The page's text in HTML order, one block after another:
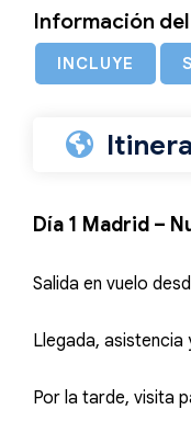
Información
INCLUYE
Día 1 Madrid –
Salida en vuelo
Llegada,
Por la tarde, visita